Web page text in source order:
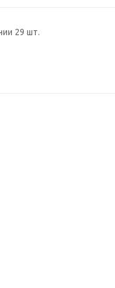
29 шт.